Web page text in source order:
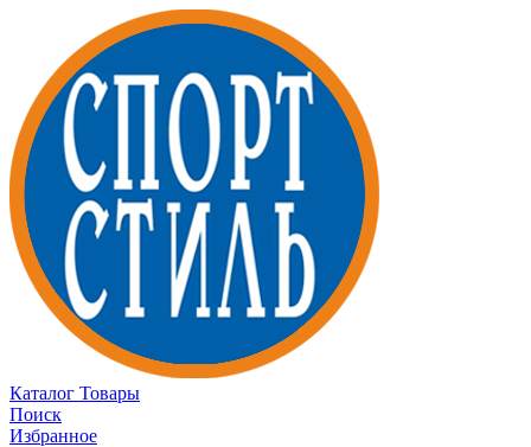
Каталог Товары
Поиск
Избранное